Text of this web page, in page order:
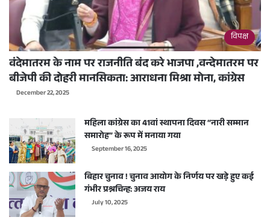
विपक्ष
वंदेमातरम के नाम पर राजनीति बंद करे भाजपा ,वन्देमातरम पर
बीजेपी की दोहरी मानसिकता: आराधना मिश्रा मोना, कांग्रेस
December 22, 2025
महिला कांग्रेस का 41वां स्थापना दिवस “नारी सम्मान
समारोह” के रूप में मनाया गया
September 16, 2025
बिहार चुनाव ! चुनाव आयोग के निर्णय पर खड़े हुए कई
गंभीर प्रश्नचिन्ह: अजय राय
July 10, 2025